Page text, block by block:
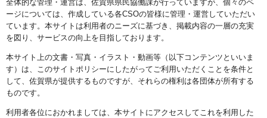
全体的な管理・運営は、佐賀県県民協働課が行っていますが、個々のペ
ージについては、作成している各CSOの皆様に管理・運営していただい
ています。本サイトは利用者のニーズに基づき、掲載内容の一層の充実
を図り、サービスの向上を目指しております。
本サイト上の文書・写真・イラスト・動画等（以下コンテンツといいま
す）は、このサイトポリシーにしたがってご利用いただくことを条件と
して、佐賀県が提供するものですが、それらの権利は各団体が所有する
ものです。
利用者各位におかれましては、本サイトにアクセスしてこれを利用した